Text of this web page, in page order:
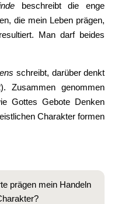
beschreibt die enge
die mein Leben prägen,
Man darf beides
schreibt, darüber denkt
Zusammen genommen
Gottes Gebote Denken
Charakter formen
prägen mein Handeln